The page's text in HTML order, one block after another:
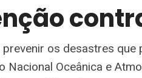
prevenir os desastres
Nacional Oceânica e